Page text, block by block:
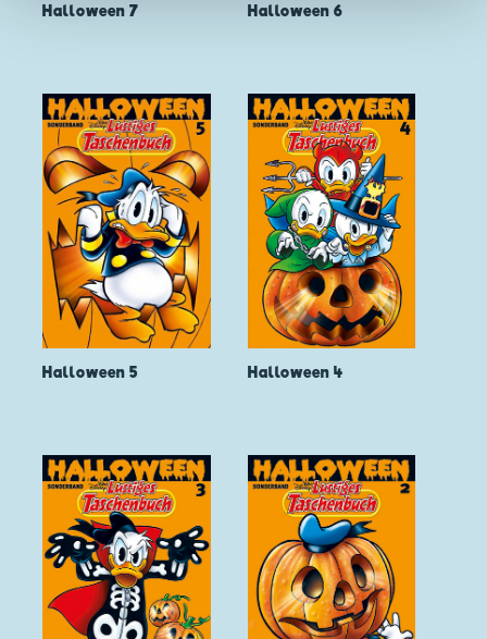
Halloween 7 Halloween 6
Halloween 5 Halloween 4